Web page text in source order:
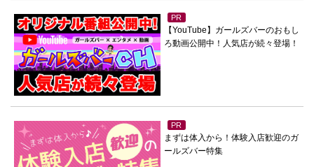
PR
【YouTube】ガールズバーのおもし
ろ動画公開中！人気店が続々登場！
PR
まずは体入から！体験入店歓迎のガ
ールズバー特集